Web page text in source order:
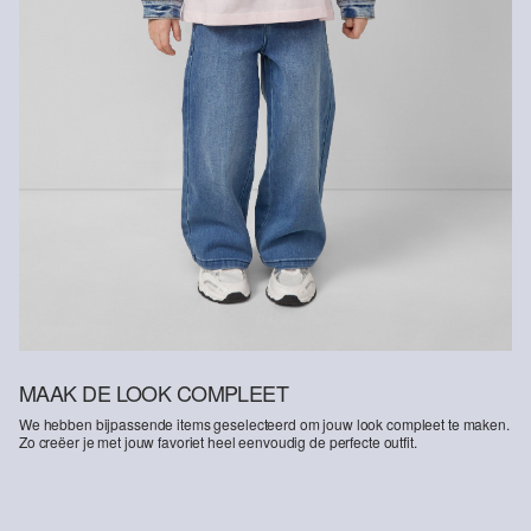
MAAK DE LOOK COMPLEET
We hebben bijpassende items geselecteerd om jouw look compleet te maken.
Zo creëer je met jouw favoriet heel eenvoudig de perfecte outfit.